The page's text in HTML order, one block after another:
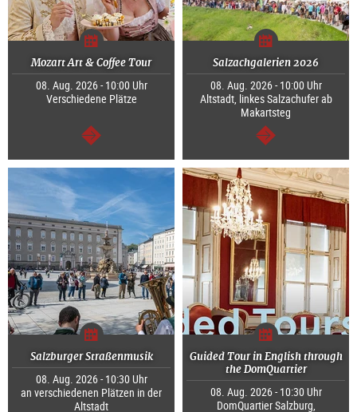
Mozart Art & Coffee Tour
08. Aug. 2026 - 10:00 Uhr
Verschiedene Plätze
weiter
Salzachgalerien 2026
08. Aug. 2026 - 10:00 Uhr
Altstadt, linkes Salzachufer ab
Makartsteg
weiter
Salzburger Straßenmusik
08. Aug. 2026 - 10:30 Uhr
an verschiedenen Plätzen in der
Altstadt
Guided Tour in English through
the DomQuartier
08. Aug. 2026 - 10:30 Uhr
DomQuartier Salzburg,